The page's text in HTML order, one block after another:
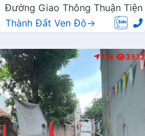
Đường Giao Thông Thuận Tiện
Thành Đất Ven Đô→
T.N 3572